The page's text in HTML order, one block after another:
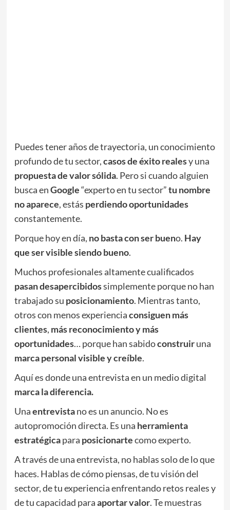
Puedes tener años de trayectoria, un conocimiento
profundo de tu sector,casos de éxito realesy una
propuesta de valor sólida. Pero si cuando alguien
busca enGoogle“experto en tu sector”tu nombre
no aparece, estás perdiendo oportunidades
constantemente.
Porque hoy en día, no basta con ser bueno. Hay
que ser visible siendo bueno.
Muchos profesionales altamente cualificados
pasan desapercibidossimplemente porque no han
trabajado su posicionamiento. Mientras tanto,
otros con menos experienciaconsiguen más
clientes, más reconocimiento y más
oportunidades… porque han sabidoconstruiruna
marca personal visible y creíble.
Aquí es donde una entrevista en un medio digital
marca la diferencia.
Unaentrevistano es un anuncio. No es
autopromoción directa. Es una herramienta
estratégicapara posicionartecomo experto.
A través de una entrevista, no hablas solo de lo que
haces. Hablas de cómo piensas, de tu visión del
sector, de tu experiencia enfrentando retos reales y
de tu capacidad paraaportarvalor. Te muestras